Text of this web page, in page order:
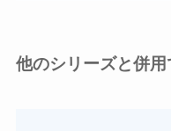
他のシリーズと併用